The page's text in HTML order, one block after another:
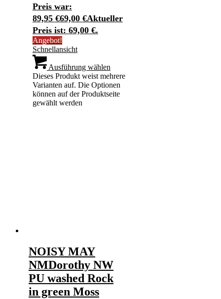
Preis war:
89,95 €69,00 €Aktueller
Preis ist: 69,00 €.
Angebot!
Schnellansicht
Ausführung wählen
Dieses Produkt weist mehrere
Varianten auf. Die Optionen
können auf der Produktseite
gewählt werden
NOISY MAY
NMDorothy NW
PU washed Rock
in green Moss